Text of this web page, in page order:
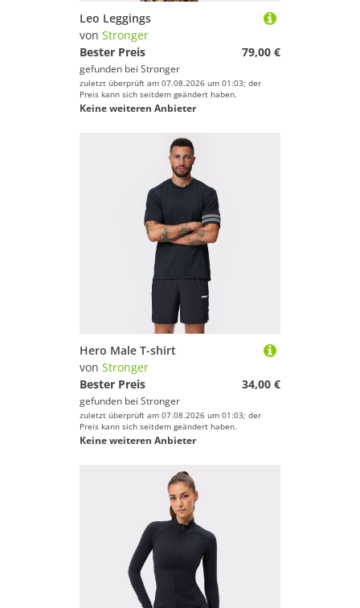
Leo Leggings
von Stronger
Bester Preis
79,00 €
gefunden bei Stronger
zuletzt überprüft am 07.08.2026 um 01:03; der
Preis kann sich seitdem geändert haben.
Keine weiteren Anbieter
Hero Male T-shirt
von Stronger
Bester Preis
34,00 €
gefunden bei Stronger
zuletzt überprüft am 07.08.2026 um 01:03; der
Preis kann sich seitdem geändert haben.
Keine weiteren Anbieter